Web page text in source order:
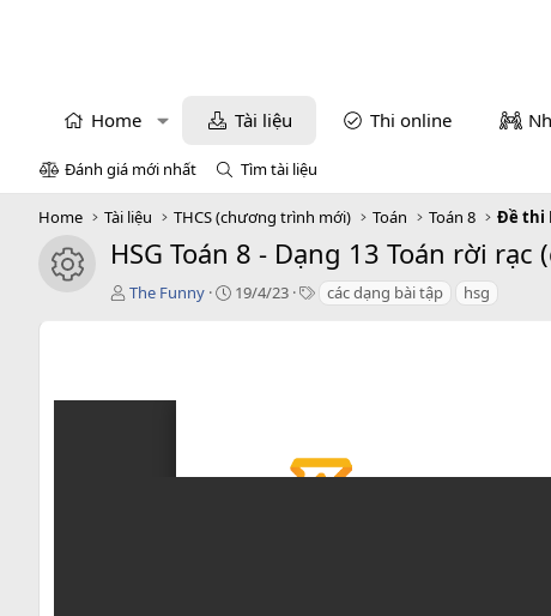
Home Tài liệu Thi online
Đánh giá mới nhất Tìm tài liệu
Home Tài liệu THCS (chương trình mới) Toán Toán 8 Đề thi
icon tài liệu
HSG Toán 8 - Dạng 13 Toán rời rạc
T
ả
The Funny
C19/4/23
T các dạng bài tập hsg